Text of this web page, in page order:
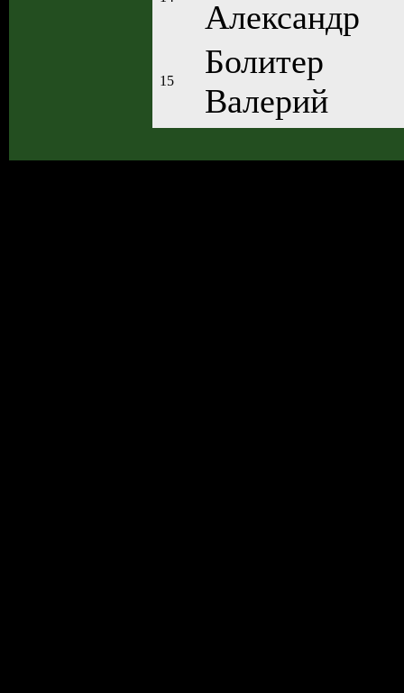
Александр
15
Болитер
Валерий